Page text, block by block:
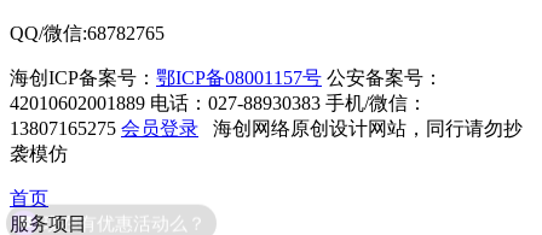
QQ/微信:68782765
海创ICP备案号： 鄂ICP备08001157号 公安备案号：
42010602001889 电话：027-88930383 手机/微信：
13807165275 会员登录
海创网络原创设计网站，同行请勿抄
袭模仿
首页
服务项目
现在有优惠活动么？